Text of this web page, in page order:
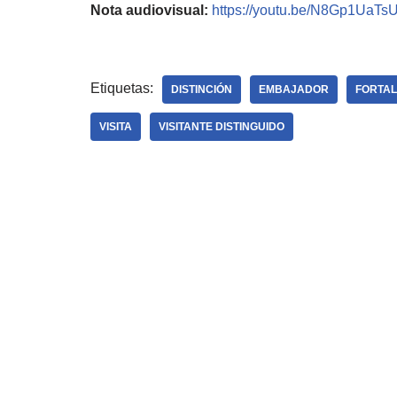
Nota audiovisual: https://youtu.be/
Etiquetas: DISTINCIÓN EMBAJADOR
VISITA VISITANTE DISTINGUIDO